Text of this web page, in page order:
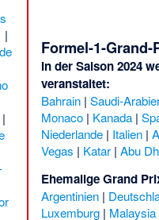
|
|
Formel-1-Grand-
In der Saison 2024
veranstaltet:
Bahrain| Saudi-
Monaco| Kanada|
Niederlande| Italien|
Vegas | Katar| Abu
Ehemalige Grand
Argentinien|
Luxemburg| Malaysia